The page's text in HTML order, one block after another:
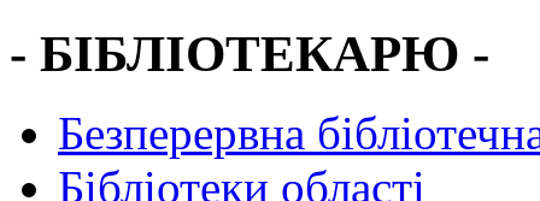
- БІБЛІОТЕКАРЮ -
Безперервна
Бібліотеки області